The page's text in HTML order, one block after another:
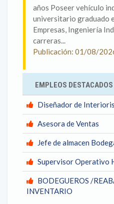
años Poseer vehículo
universitario graduado
Empresas, Ingeniería
carreras...
Publicación: 01/08/
EMPLEOS DESTACADOS
Diseñador de
Asesora de Ventas
Jefe de almacen
Supervisor Operativo
BODEGUEROS /
INVENTARIO